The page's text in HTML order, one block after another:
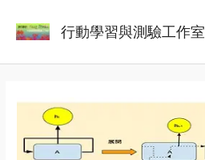
行動學習與測驗工作室
navigation